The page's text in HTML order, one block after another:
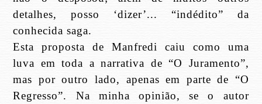
detalhes, posso ‘dizer’... “indédito” da
conhecida saga.
Esta proposta de Manfredi caiu como uma
luva em toda a narrativa de “O Juramento”,
mas por outro lado, apenas em parte de “O
Regresso”. Na minha opinião, se o autor